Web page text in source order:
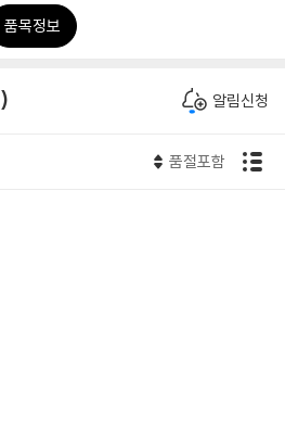
품목정보
알림신청
품절포함